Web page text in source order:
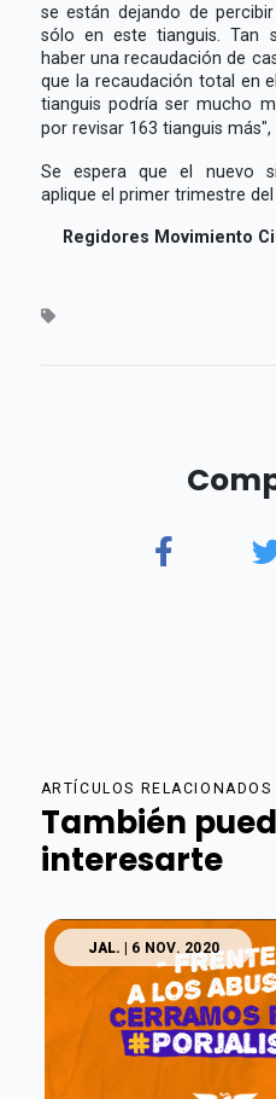
se están dejando de
sólo en este tianguis. Tan
haber una recaudación de
que la recaudación total en
tianguis podría ser mucho
por revisar 163 tianguis
Se espera que el nuevo
aplique el primer trimestre del
Regidores Movimiento
ARTÍCULOS RELACIONADOS
También
interesarte
JAL. | 6 NOV. 2020